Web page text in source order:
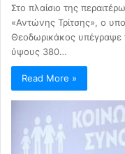
Στο πλαίσιο της
«Αντώνης Τρίτσης», ο
Θεοδωρικάκος υπέγραψε
ύψους 380…
Read More »